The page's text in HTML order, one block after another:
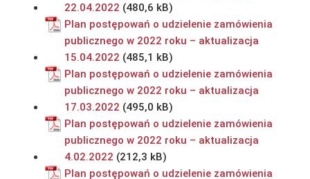
22.04.2022
Plan postępowań o udzielenie zamówienia
publicznego w 2022 roku – aktualizacja
15.04.2022
Plan postępowań o udzielenie zamówienia
publicznego w 2022 roku – aktualizacja
17.03.2022
Plan postępowań o udzielenie zamówienia
publicznego w 2022 roku – aktualizacja
4.02.2022
Plan postępowań o udzielenie zamówienia